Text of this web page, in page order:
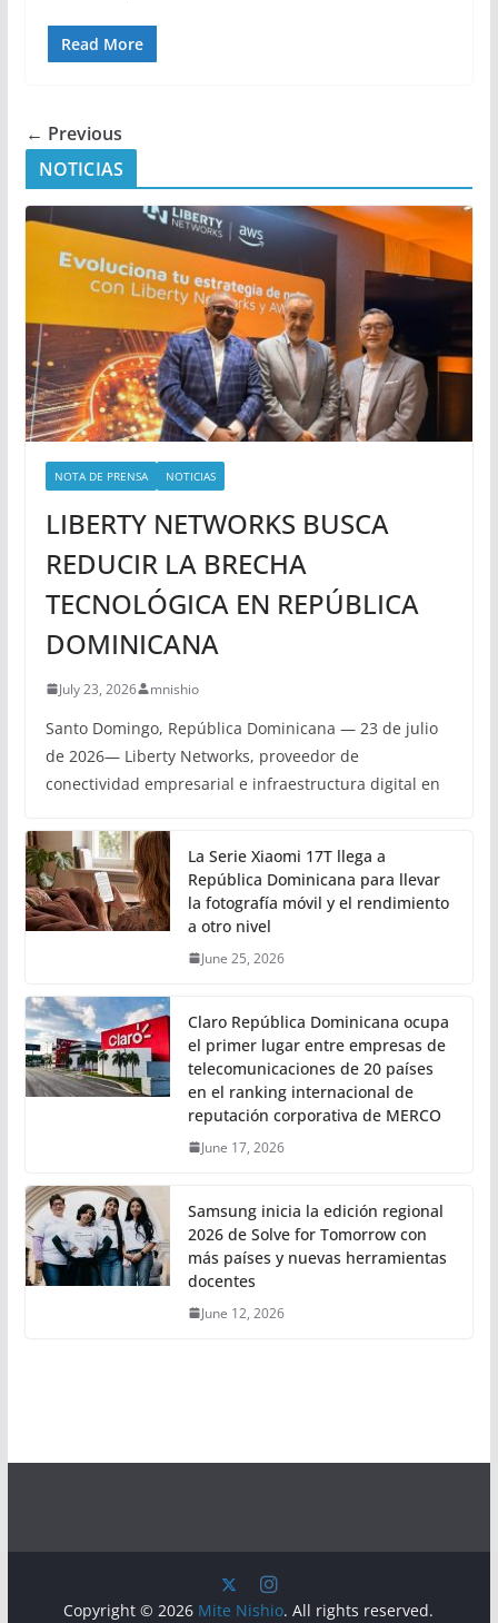
Read More
← Previous
NOTICIAS
NOTA DE PRENSA NOTICIAS
LIBERTY NETWORKS BUSCA
REDUCIR LA BRECHA
TECNOLÓGICA EN REPÚBLICA
DOMINICANA
July 23, 2026 mnishio
Santo Domingo, República Dominicana — 23 de julio
de 2026— Liberty Networks, proveedor de
conectividad empresarial e infraestructura digital en
La Serie Xiaomi 17T llega a
República Dominicana para llevar
la fotografía móvil y el rendimiento
a otro nivel
June 25, 2026
Claro República Dominicana ocupa
el primer lugar entre empresas de
telecomunicaciones de 20 países
en el ranking internacional de
reputación corporativa de MERCO
June 17, 2026
Samsung inicia la edición regional
2026 de Solve for Tomorrow con
más países y nuevas herramientas
docentes
June 12, 2026
Copyright © 2026 Mite Nishio. All rights reserved.